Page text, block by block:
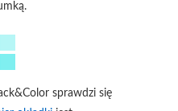
sprawdzi się